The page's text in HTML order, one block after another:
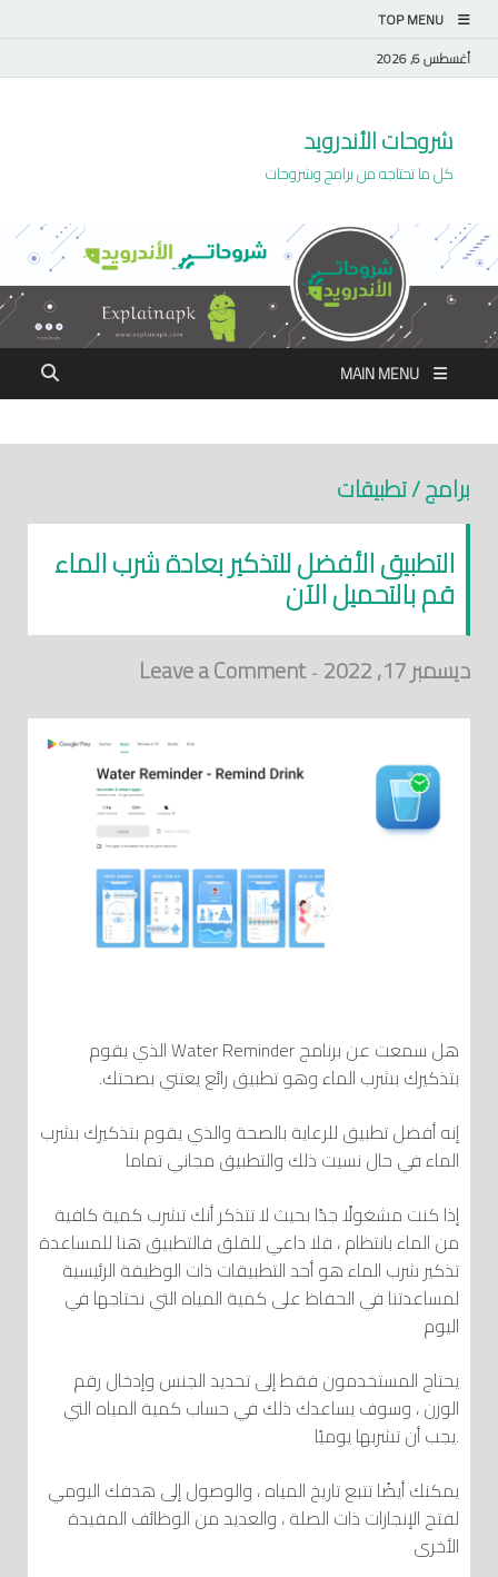
TOP MENU
أغسطس 6, 2026
شروحات الأندرويد
كل ما تحتاجه من برامج وشروحات
MAIN MENU
برامج / تطبيقات
التطبيق الأفضل للتذكير بعادة شرب الماء
قم بالتحميل الآن
ديسمبر 17, 2022 -
Leave a Comment
هل سمعت عن برنامج Water Reminder الذي يقوم
بتذكيرك بشرب الماء وهو تطبيق رائع يعتني بصحتك.
إنه أفضل تطبيق للرعاية بالصحة والذي يقوم بتذكيرك بشرب
الماء في حال نسيت ذلك والتطبيق مجاني تماما
من الماء بانتظام ، فلا داعي للقلق فالتطبيق هنا للمساعدة
تذكير شرب الماء هو أحد التطبيقات ذات الوظيفة الرئيسية
لمساعدتنا في الحفاظ على كمية المياه التي نحتاجها في
اليوم
يحتاج المستخدمون فقط إلى تحديد الجنس وإدخال رقم
الوزن ، وسوف يساعدك ذلك في حساب كمية المياه التي
يجب أن تشربها يوميًا.
يمكنك أيضًا تتبع تاريخ المياه ، والوصول إلى هدفك اليومي
لفتح الإنجازات ذات الصلة ، والعديد من الوظائف المفيدة
الأخرى